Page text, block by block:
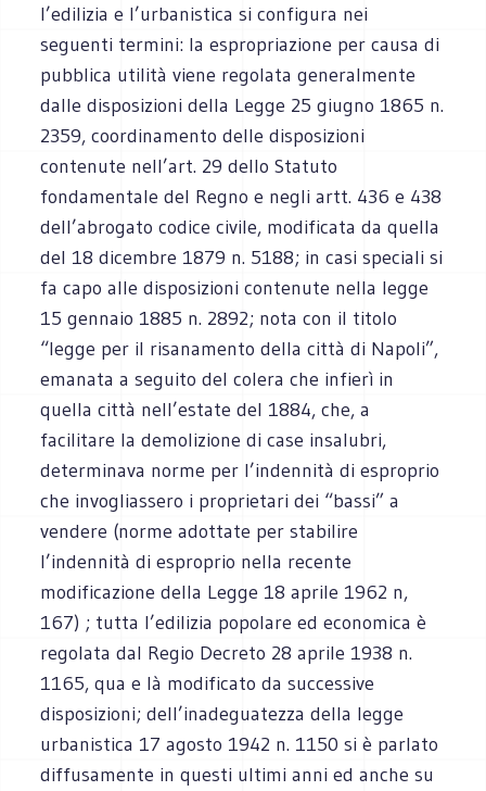
l’edilizia e l’urbanistica si configura nei
seguenti termini: la espropriazione per causa di
pubblica utilità viene regolata generalmente
dalle disposizioni della Legge 25 giugno 1865 n.
2359, coordinamento delle disposizioni
contenute nell’art. 29 dello Statuto
fondamentale del Regno e negli artt. 436 e 438
dell’abrogato codice civile, modificata da quella
del 18 dicembre 1879 n. 5188; in casi speciali si
fa capo alle disposizioni contenute nella legge
15 gennaio 1885 n. 2892; nota con il titolo
“legge per il risanamento della città di Napoli”,
emanata a seguito del colera che infierì in
quella città nell’estate del 1884, che, a
facilitare la demolizione di case insalubri,
determinava norme per l’indennità di esproprio
che invogliassero i proprietari dei “bassi” a
vendere (norme adottate per stabilire
l’indennità di esproprio nella recente
modificazione della Legge 18 aprile 1962 n,
167) ; tutta l’edilizia popolare ed economica è
regolata dal Regio Decreto 28 aprile 1938 n.
1165, qua e là modificato da successive
disposizioni; dell’inadeguatezza della legge
urbanistica 17 agosto 1942 n. 1150 si è parlato
diffusamente in questi ultimi anni ed anche su